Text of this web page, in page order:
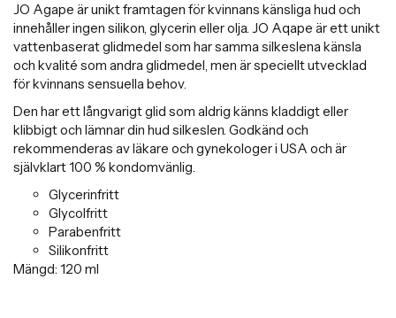
JO Agape är unikt framtagen för kvinnans känsliga hud och
innehåller ingen silikon, glycerin eller olja. JO Aqape är ett unikt
vattenbaserat glidmedel som har samma silkeslena känsla
och kvalité som andra glidmedel, men är speciellt utvecklad
för kvinnans sensuella behov.
Den har ett långvarigt glid som aldrig känns kladdigt eller
klibbigt och lämnar din hud silkeslen. Godkänd och
rekommenderas av läkare och gynekologer i USA och är
självklart 100 % kondomvänlig.
Glycerinfritt
Glycolfritt
Parabenfritt
Silikonfritt
Mängd: 120 ml